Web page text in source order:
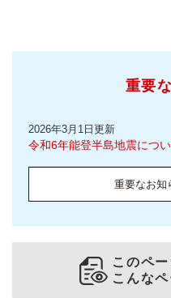
重要
2026年3月1日更新
令和6年能登半島地震につ
重要なお知
このペ
こんな